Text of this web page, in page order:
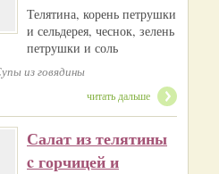
Телятина, корень петрушки
и сельдерея, чеснок, зелень
петрушки и соль
из говядины
читать дальше
Салат из телятины
c горчицей и